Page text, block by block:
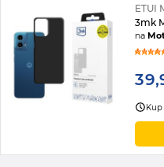
ETUI
3mk
na